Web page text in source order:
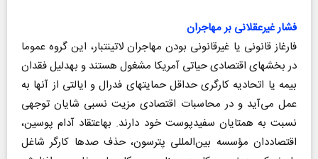
فشار غیرعقلانی بر مهاجران
فارغ‎از قانونی یا غیرقانونی بودن مهاجران لاتین‎تبار، این گروه عموما
در بخش‎های اقتصادی حیاتی آمریکا مشغول هستند و به‎دلیل فقدان
بیمه یا اتحادیه کارگری حداقل حمایت‎های فدرال و ایالتی از آنها به
عمل می‌آید و در محاسبات اقتصادی مزیت ‎نسبی شایان توجهی
نسبت به همتایان سفیدپوست خود دارند. به‎اعتقاد آدام پوسین،
اقتصاددان مؤسسه بین‌المللی پترسون، حذف صدها کارگر شاغل